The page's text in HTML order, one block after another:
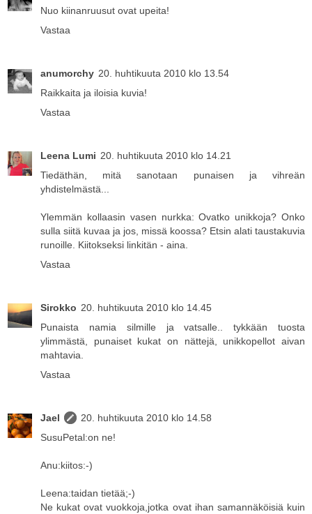
Nuo kiinanruusut ovat upeita!
Vastaa
anumorchy 20. huhtikuuta 2010 klo 13.54
Raikkaita ja iloisia kuvia!
Vastaa
Leena Lumi 20. huhtikuuta 2010 klo 14.21
Tiedäthän, mitä sanotaan punaisen ja vihreän
yhdistelmästä...
Ylemmän kollaasin vasen nurkka: Ovatko unikkoja? Onko
sulla siitä kuvaa ja jos, missä koossa? Etsin alati taustakuvia
runoille. Kiitokseksi linkitän - aina.
Vastaa
Sirokko 20. huhtikuuta 2010 klo 14.45
Punaista namia silmille ja vatsalle.. tykkään tuosta
ylimmästä, punaiset kukat on nättejä, unikkopellot aivan
mahtavia.
Vastaa
Jael
20. huhtikuuta 2010 klo 14.58
SusuPetal:on ne!
Anu:kiitos:-)
Leena:taidan tietää;-)
Ne kukat ovat vuokkoja,jotka ovat ihan samannäköisiä kuin